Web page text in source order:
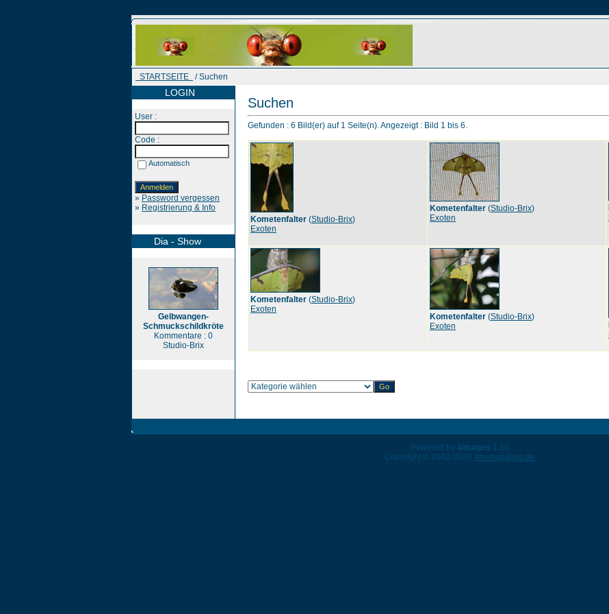
STARTSEITE / Suchen
LOGIN
User :
Code :
Automatisch
» Password vergessen
» Registrierung & Info
Dia - Show
Gelbwangen-
Schmuckschildkröte
Kommentare : 0
Studio-Brix
Suchen
Gefunden : 6 Bild(er) auf 1 Seite(n). Angezeigt : Bild 1 bis 6.
Kometenfalter (Studio-Brix)
Exoten
Kometenfalter (Studio-Brix)
Exoten
Kometenfalter (Studio-Brix)
Exoten
Kometenfalter (Studio-Brix)
Exoten
Powered by 4images 1.10
Copyright © 2002-2026 4homepages.de